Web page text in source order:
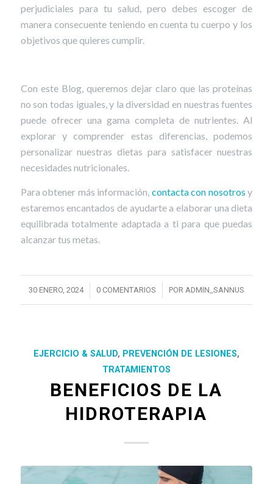
perjudiciales para tu salud, pero debes escoger de
manera consecuente teniendo en cuenta tu cuerpo y los
objetivos que quieres cumplir.
Con este Blog, queremos dejar claro que las proteínas
no son todas iguales, y la diversidad en nuestras fuentes
puede ofrecer una gama completa de nutrientes. Al
explorar y comprender estas diferencias, podemos
personalizar nuestras dietas para satisfacer nuestras
necesidades nutricionales.
Para obtener más información, contacta con nosotros y
estaremos encantados de ayudarte a elaborar una dieta
equilibrada totalmente adaptada a ti para que puedas
alcanzar tus metas.
30 ENERO, 2024
/ 0 COMENTARIOS
/ POR ADMIN_SANNUS
EJERCICIO & SALUD, PREVENCIÓN DE LESIONES,
TRATAMIENTOS
BENEFICIOS DE LA
HIDROTERAPIA